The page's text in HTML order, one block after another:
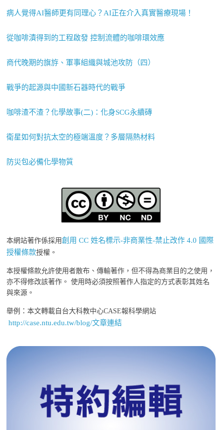
病人覺得AI醫師更有同理心？AI正在介入真實醫療現場！
從咖啡漬得到的工程啟發 控制流體的咖啡環效應
商代晚期的旗斿、軍事組織與城池攻防（四）
戰爭的起源與中國新石器時代的戰爭
咖啡渣不渣？化學故事(二)：化身SCG永續磚
衛星如何對抗太空的極端溫度？多層隔熱材料
防災包必備化學物質
本網站著作係採用創用 CC 姓名標示-非商業性-禁止改作 4.0 國際
授權條款授權。
本授權條款允許使用者散布、傳輸著作，但不得為商業目的之使用，
亦不得修改該著作。 使用時必須按照著作人指定的方式表彰其姓名
與來源。
舉例：本文轉載自台大科教中心CASE報科學網站
http://case.ntu.edu.tw/blog/文章連結